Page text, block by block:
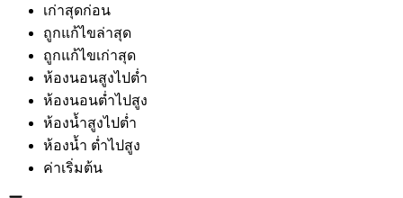
เก่าสุดก่อน
ถูกแก้ไขล่าสุด
ถูกแก้ไขเก่าสุด
ห้องนอนสูงไปต่ำ
ห้องนอนต่ำไปสูง
ห้องน้ำสูงไปต่ำ
ห้องน้ำ ต่ำไปสูง
ค่าเริ่มต้น